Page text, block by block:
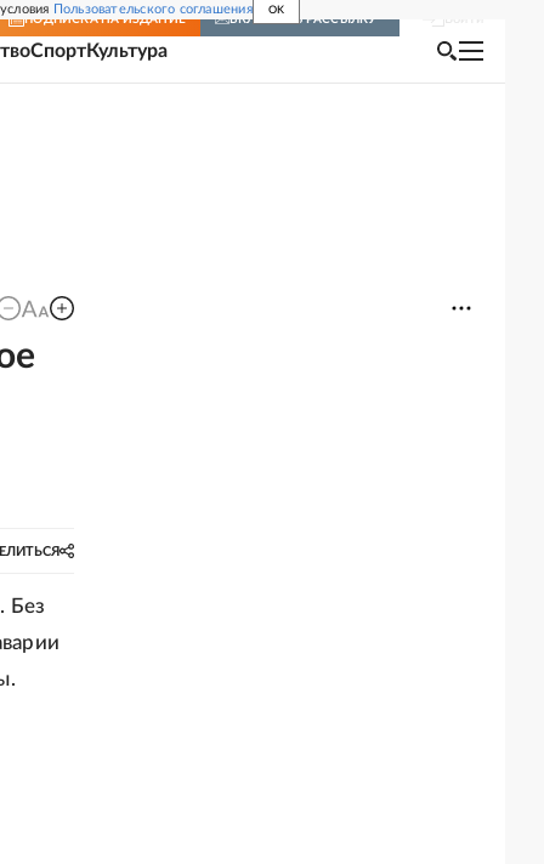
Пользовательского соглашения OK
ПОДПИСКА НА ИЗДАНИЕ ВКЛЮЧИТЬ РАССЫЛКУ
СпортКультура
Без